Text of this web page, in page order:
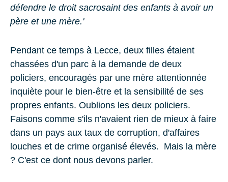
défendre le droit sacrosaint des enfants à avoir un
père et une mère.'
Pendant ce temps à Lecce, deux filles étaient
chassées d'un parc à la demande de deux
policiers, encouragés par une mère attentionnée
inquiète pour le bien-être et la sensibilité de ses
propres enfants. Oublions les deux policiers.
Faisons comme s'ils n'avaient rien de mieux à faire
dans un pays aux taux de corruption, d'affaires
louches et de crime organisé élevés. Mais la mère
? C'est ce dont nous devons parler.